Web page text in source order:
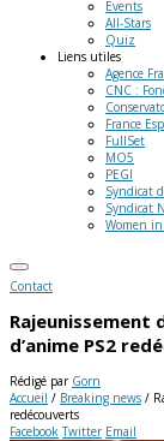
Events
All-Stars
Quiz
Liens utiles
Agence
CNC :
France
FullSet
MO5
PEGI
Syndicat
Syndicat
Women in
Contact
Rajeunissement
d’anime PS2
Rédigé par Gorn
Accueil / Breaking news /
redécouverts
Facebook Twitter Email